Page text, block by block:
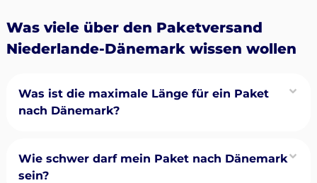
Was viele über den Paketversand
Niederlande-Dänemark wissen wollen
Was ist die maximale Länge für ein Paket
nach Dänemark?
Wie schwer darf mein Paket nach Dänemark
sein?